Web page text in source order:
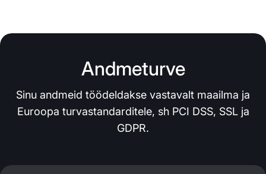
Andmeturve
Sinu andmeid töödeldakse vastavalt maailma ja
Euroopa turvastandarditele, sh PCI DSS, SSL ja
GDPR.